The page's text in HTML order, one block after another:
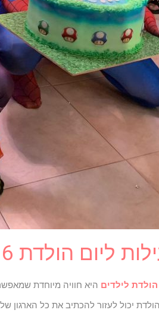
הולדת 6 במועדון?
הולדת לילדים היא חוויה מיוחדת
יכול לעזור להכתיב את כל